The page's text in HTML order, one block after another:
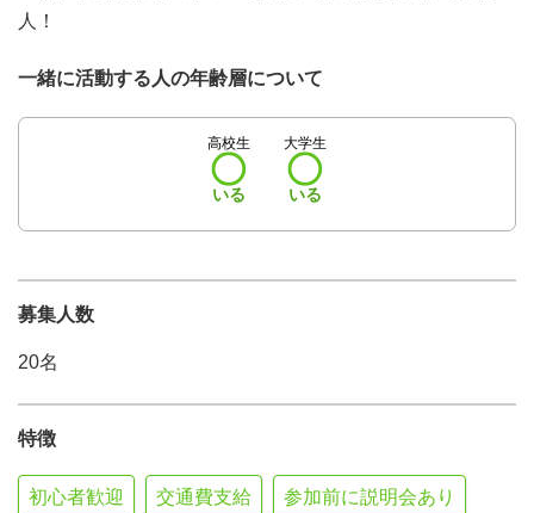
人！
一緒に活動する人の年齢層について
高校生
いる
大学生
いる
募集人数
20名
特徴
初心者歓迎 交通費支給 参加前に説明会あり